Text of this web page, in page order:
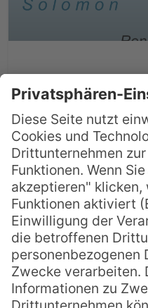
Salomonen:
der Lake Te
Die Salomonen
ursprünglichsten
Bedeckt von
reich an
das Inselkönigreich
eine richtige kleine
spektakulären
besonderer